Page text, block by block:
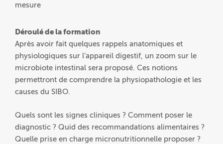
mesure
Déroulé de la formation
Après avoir fait quelques rappels anatomiques et
physiologiques sur l’appareil digestif, un zoom sur le
microbiote intestinal sera proposé. Ces notions
permettront de comprendre la physiopathologie et les
causes du SIBO.
Quels sont les signes cliniques ? Comment poser le
diagnostic ? Quid des recommandations alimentaires ?
Quelle prise en charge micronutritionnelle proposer ?